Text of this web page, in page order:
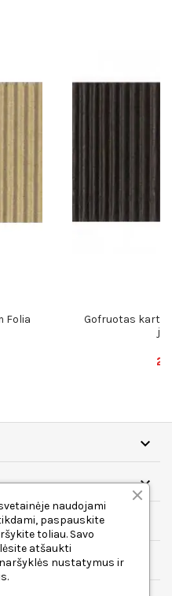
Folia
Gofruotas


naudojami
paspauskite
toliau. Savo
atšaukti
nustatymus ir